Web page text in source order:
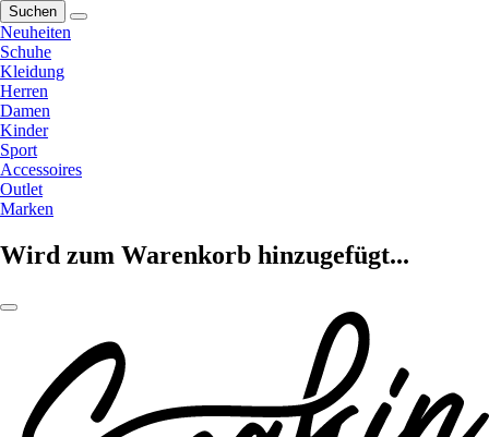
Suchen
Neuheiten
Schuhe
Kleidung
Herren
Damen
Kinder
Sport
Accessoires
Outlet
Marken
Wird zum Warenkorb hinzugefügt...